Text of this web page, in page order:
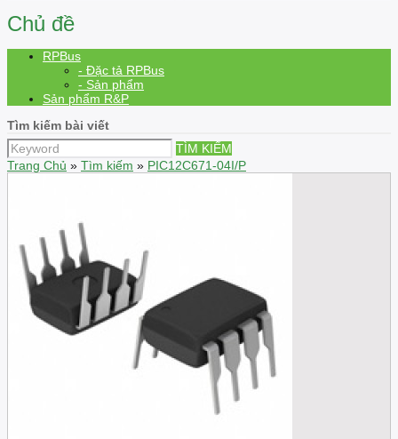
Chủ đề
RPBus
- Đặc tả RPBus
- Sản phẩm
Sản phẩm R&P
Tìm kiếm bài viết
TÌM KIẾM
Trang Chủ » Tìm kiếm » PIC12C671-04I/P